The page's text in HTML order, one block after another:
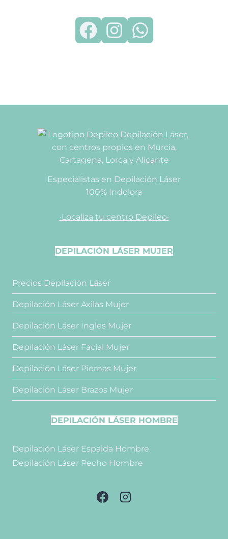
Especialistas en Depilación Láser
100% Indolora
·Localiza tu centro Depileo·
DEPILACIÓN LÁSER MUJER
Precios Depilación Láser
Depilación Láser Axilas Mujer
Depilación Láser Ingles Mujer
Depilación Láser Facial Mujer
Depilación Láser Piernas Mujer
Depilación Láser Brazos Mujer
DEPILACIÓN LÁSER HOMBRE
Depilación Láser Espalda Hombre
Depilación Láser Pecho Hombre